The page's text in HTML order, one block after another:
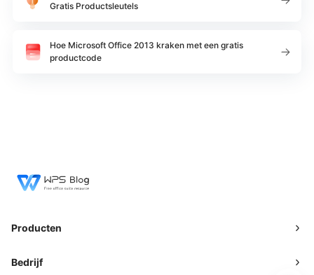
Gratis Productsleutels
Hoe Microsoft Office 2013 kraken met een gratis
productcode
Producten
Bedrijf